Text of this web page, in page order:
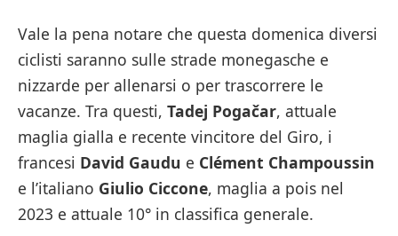
Vale la pena notare che questa domenica diversi
ciclisti saranno sulle strade monegasche e
nizzarde per allenarsi o per trascorrere le
vacanze. Tra questi, Tadej Pogačar, attuale
maglia gialla e recente vincitore del Giro, i
francesi David Gaudu e Clément Champoussin
e l’italiano Giulio Ciccone, maglia a pois nel
2023 e attuale 10° in classifica generale.